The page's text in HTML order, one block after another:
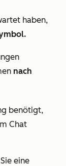
haben,
.
nach
benötigt,
Chat
eine